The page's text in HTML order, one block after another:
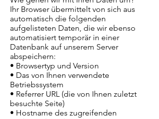
Ihr Browser übermittelt von sich aus
automatisch die folgenden
aufgelisteten Daten, die wir ebenso
automatisiert temporär in einer
Datenbank auf unserem Server
abspeichern:
• Browsertyp und Version
• Das von Ihnen verwendete
Betriebssystem
• Referrer URL (die von Ihnen zuletzt
besuchte Seite)
• Hostname des zugreifenden